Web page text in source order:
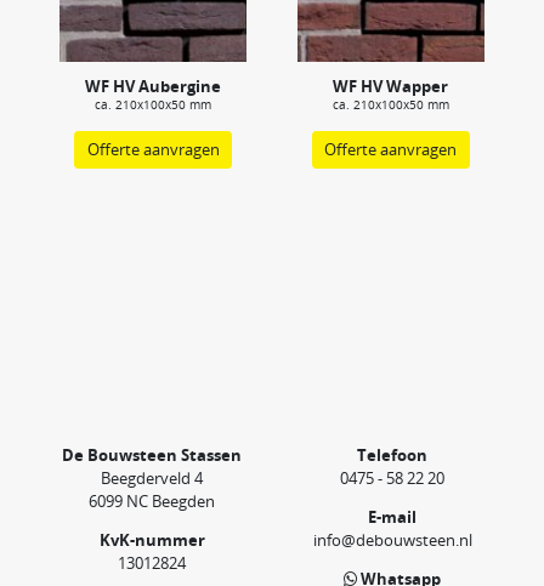
WF HV Aubergine
ca. 210x100x50 mm
Offerte aanvragen
WF HV Wapper
ca. 210x100x50 mm
Offerte aanvragen
De Bouwsteen Stassen
Beegderveld 4
6099 NC Beegden
KvK-nummer
13012824
Telefoon
0475 - 58 22 20
E-mail
info@debouwsteen.nl
Whatsapp